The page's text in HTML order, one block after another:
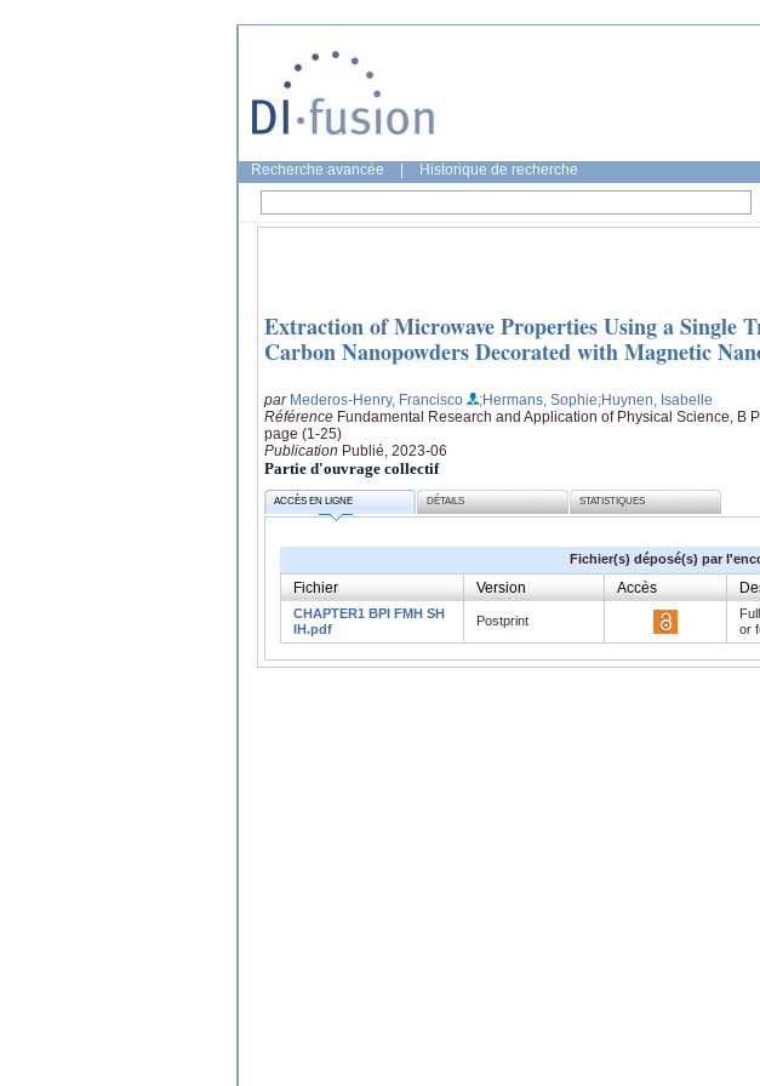
Recherche avancée Historique de recherche
Extraction of Microwave Properties Using a Single
Carbon Nanopowders Decorated with Magnetic
par Mederos-Henry, Francisco ;Hermans, Sophie;Huynen, Isabelle
Référence Fundamental Research and Application of Physical Science, B
page (1-25)
Publication Publié, 2023-06
Partie d'ouvrage collectif
ACCÈS EN LIGNE DÉTAILS STATISTIQUES
Fichier(s) déposé(s) par
Fichier Version Accès
CHAPTER1 BPI FMH SH
IH.pdf
Postprint
or